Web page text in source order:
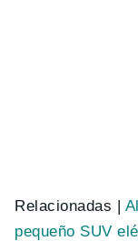
Relacionadas |
pequeño SUV